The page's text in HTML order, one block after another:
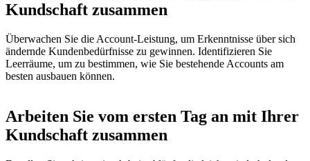
Kundschaft zusammen
Überwachen Sie die Account-Leistung, um Erkenntnisse über sich
ändernde Kundenbedürfnisse zu gewinnen. Identifizieren Sie
Leerräume, um zu bestimmen, wie Sie bestehende Accounts am
besten ausbauen können.
Arbeiten Sie vom ersten Tag an mit Ihrer
Kundschaft zusammen